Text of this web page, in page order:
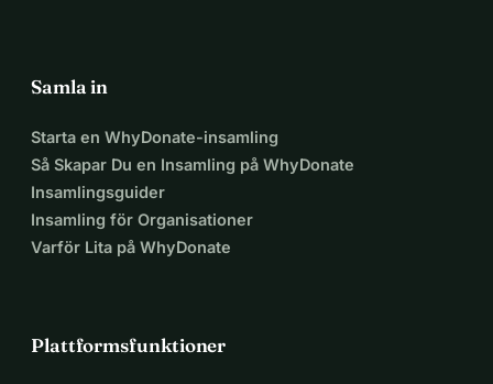
Samla in
Starta en WhyDonate-insamling
Så Skapar Du en Insamling på WhyDonate
Insamlingsguider
Insamling för Organisationer
Varför Lita på WhyDonate
Plattformsfunktioner